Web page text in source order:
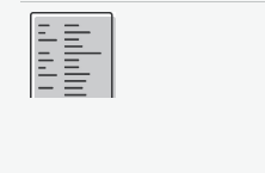
Lebih banyak